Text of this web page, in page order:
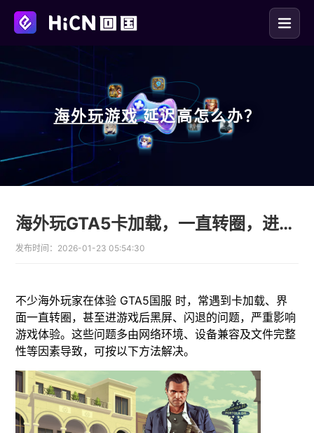
海外玩游戏 延迟高怎么办？
海外玩GTA5卡加载，一直转圈，进游戏黑屏，闪退怎么办
发布时间： 2026-01-23 05:54:30
不少海外玩家在体验 GTA5国服 时，常遇到卡加载、界
面一直转圈，甚至进游戏后黑屏、闪退的问题，严重影响
游戏体验。这些问题多由网络环境、设备兼容及文件完整
性等因素导致，可按以下方法解决。